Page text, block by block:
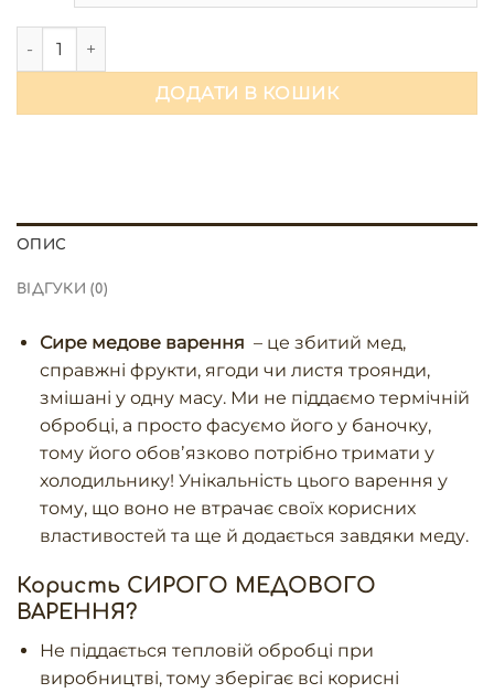
Сире варення з ФЕЙХОА та меду знижка на 3 одиницю
ДОДАТИ В КОШИК
ОПИС
ВІДГУКИ (0)
Сире медове варення – це збитий мед,
справжні фрукти, ягоди чи листя троянди,
змішані у одну масу. Ми не піддаємо термічній
обробці, а просто фасуємо його у баночку,
тому його обовʼязково потрібно тримати у
холодильнику! Унікальність цього варення у
тому, що воно не втрачає своїх корисних
властивостей та ще й додається завдяки меду.
Користь СИРОГО МЕДОВОГО
ВАРЕННЯ?
Не піддається тепловій обробці при
виробництві, тому зберігає всі корисні